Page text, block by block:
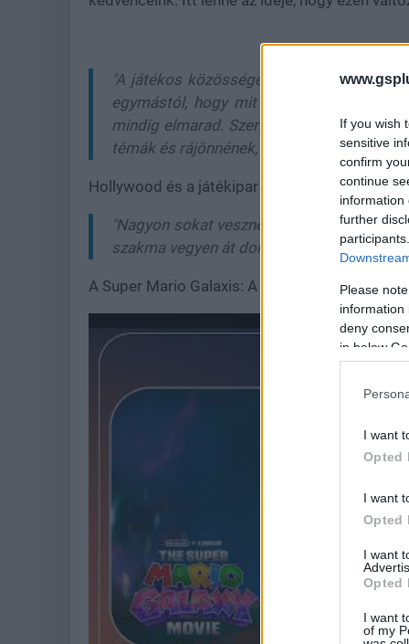
If you wish
sensitive
confirm
continue
information
further
Please
information
deny
in below
I want
Opted
I want
Opted
I want
Opted
I want
of my
"A játékos közösségek sokkal
egymástól, hogy mit olvasol vagy milyen
mindig elmarad. Szerintem
témák és rájönnének, hogy többen
Hollywood és a játékipar kapcsolatáról is
"Nagyon sokat vesznek kölcsön a filmes
szakma vegyen át dolgokat a tőlük."
A Super Mario Galaxis: A filmet április 2-től